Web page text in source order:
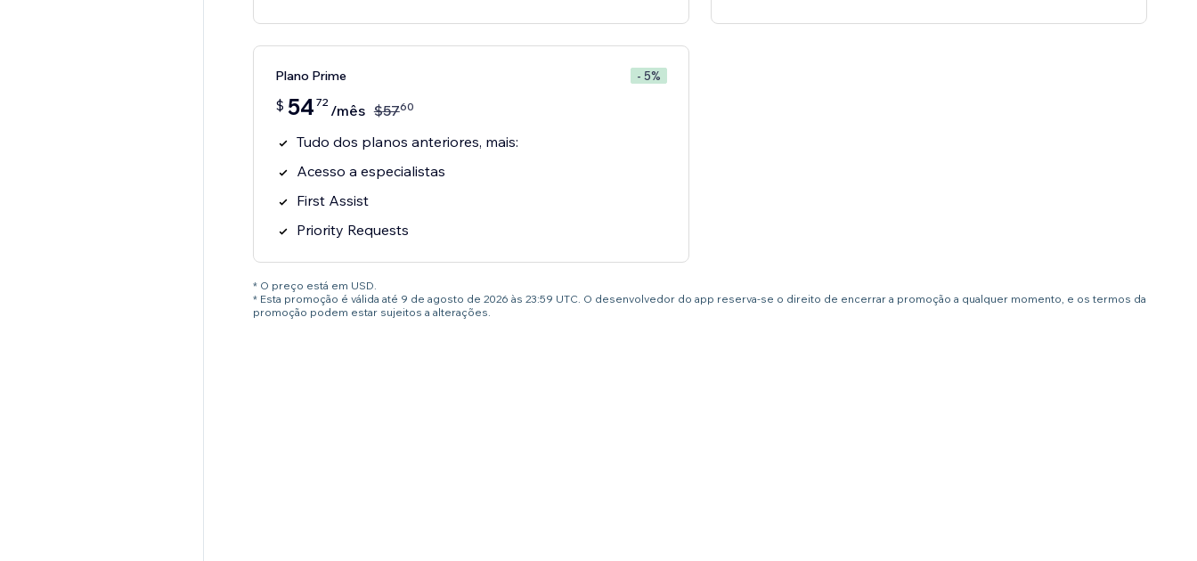
Plano Prime - 5%
$ 54 72 /mês $5760
Tudo dos planos anteriores, mais:
Acesso a especialistas
First Assist
Priority Requests
* O preço está em USD.
* Esta promoção é válida até 9 de agosto de 2026 às 23:59 UTC. O desenvolvedor do app reserva-se o direito de encerrar a promoção a qualquer momento, e os termos da
promoção podem estar sujeitos a alterações.